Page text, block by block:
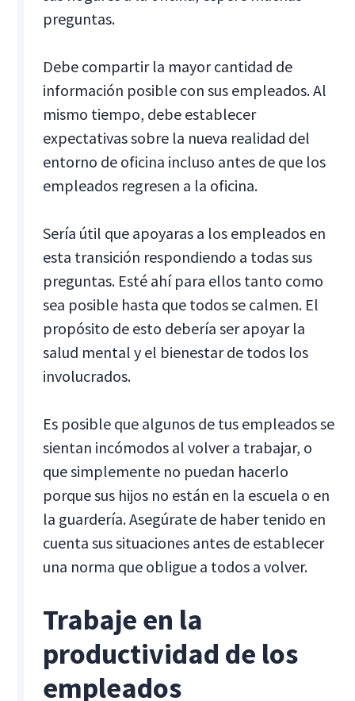
preguntas.
Debe compartir la mayor cantidad de
información posible con sus empleados. Al
mismo tiempo, debe establecer
expectativas sobre la nueva realidad del
entorno de oficina incluso antes de que los
empleados regresen a la oficina.
Sería útil que apoyaras a los empleados en
esta transición respondiendo a todas sus
preguntas. Esté ahí para ellos tanto como
sea posible hasta que todos se calmen. El
propósito de esto debería ser apoyar la
salud mental y el bienestar de todos los
involucrados.
Es posible que algunos de tus empleados se
sientan incómodos al volver a trabajar, o
que simplemente no puedan hacerlo
porque sus hijos no están en la escuela o en
la guardería. Asegúrate de haber tenido en
cuenta sus situaciones antes de establecer
una norma que obligue a todos a volver.
Trabaje en la
productividad de los
empleados